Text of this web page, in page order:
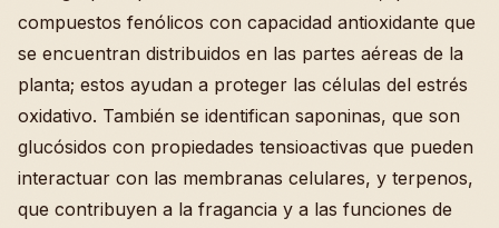
compuestos fenólicos con capacidad antioxidante que
se encuentran distribuidos en las partes aéreas de la
planta; estos ayudan a proteger las células del estrés
oxidativo. También se identifican saponinas, que son
glucósidos con propiedades tensioactivas que pueden
interactuar con las membranas celulares, y terpenos,
que contribuyen a la fragancia y a las funciones de